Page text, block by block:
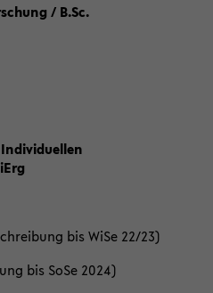
/ B.Sc.
bis WiSe 22/23)
bis SoSe 2024)